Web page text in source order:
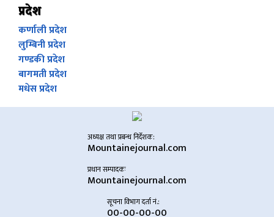
प्रदेश
कर्णाली प्रदेश
लुम्बिनी प्रदेश
गण्डकी प्रदेश
बागमती प्रदेश
मधेस प्रदेश
अध्यक्ष तथा प्रबन्ध निर्देशक:
Mountainejournal.com
प्रधान सम्पादकः
Mountainejournal.com
सूचना विभाग दर्ता नं.:
00-00-00-00